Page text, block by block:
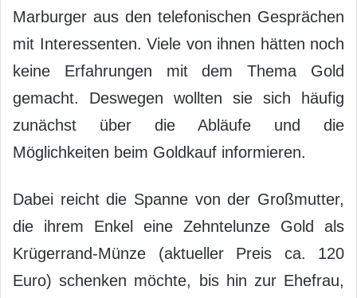
Marburger aus den telefonischen Gesprächen
mit Interessenten. Viele von ihnen hätten noch
keine Erfahrungen mit dem Thema Gold
gemacht. Deswegen wollten sie sich häufig
zunächst über die Abläufe und die
Möglichkeiten beim Goldkauf informieren.
Dabei reicht die Spanne von der Großmutter,
die ihrem Enkel eine Zehntelunze Gold als
Krügerrand-Münze (aktueller Preis ca. 120
Euro) schenken möchte, bis hin zur Ehefrau,